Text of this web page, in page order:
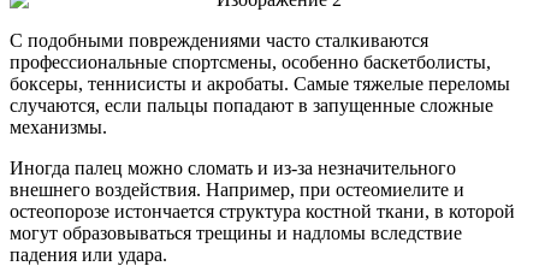
С подобными повреждениями часто сталкиваются
профессиональные спортсмены, особенно баскетболисты,
боксеры, теннисисты и акробаты. Самые тяжелые переломы
случаются, если пальцы попадают в запущенные сложные
механизмы.
Иногда палец можно сломать и из-за незначительного
внешнего воздействия. Например, при остеомиелите и
остеопорозе истончается структура костной ткани, в которой
могут образовываться трещины и надломы вследствие
падения или удара.